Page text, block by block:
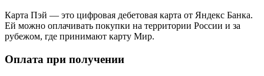
Карта Пэй — это цифровая дебетовая карта от Яндекс Банка.
Ей можно оплачивать покупки на территории России и за
рубежом, где принимают карту Мир.
Оплата при получении